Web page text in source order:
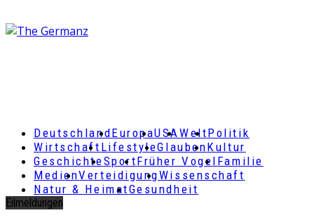
DeutschlandEuropaUSAWeltPolitik
Wirtschaft LifestyleGlaubenKultur
GeschichteSportFrüher Vogel Familie
MedienVerteidigungWissenschaft
Natur & HeimatGesundheit
Eilmeldungen